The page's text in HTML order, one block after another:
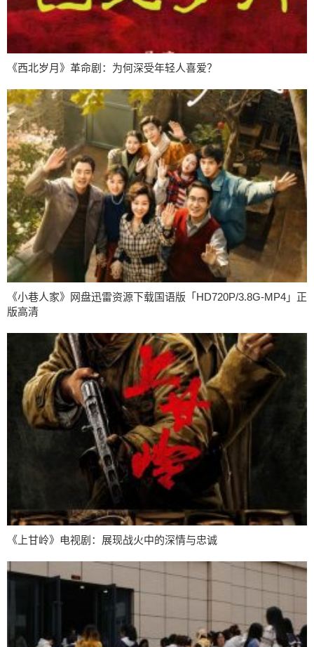
《西北岁月》革命剧：为何深受年轻人喜爱？
《小巷人家》网盘迅雷资源下载国语版「HD720P/3.8G-MP4」正
版高清
《上甘岭》电视剧：展现战火中的深情与忠诚